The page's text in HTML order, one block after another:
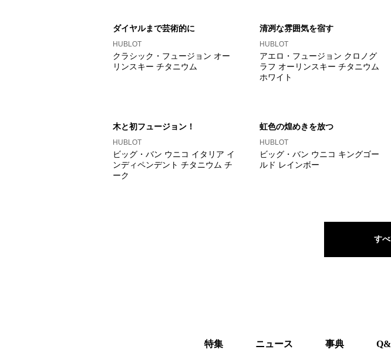
ダイヤルまで芸術的に
HUBLOT
クラシック・フュージョン オー
リンスキー チタニウム
清冽な雰囲気を宿す
HUBLOT
アエロ・フュージョン クロノグ
ラフ オーリンスキー チタニウム
ホワイト
木と初フュージョン！
HUBLOT
ビッグ・バン ウニコ イタリア イ
ンディペンデント チタニウム チ
ーク
虹色の煌めきを放つ
HUBLOT
ビッグ・バン ウニコ キングゴー
ルド レインボー
す
特集 ニュース 事典